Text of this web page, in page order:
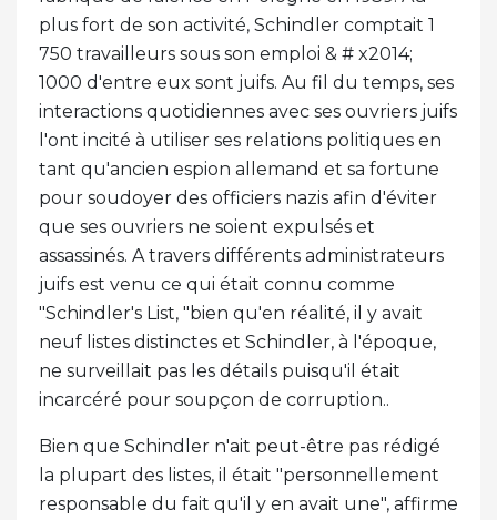
plus fort de son activité, Schindler comptait 1
750 travailleurs sous son emploi & # x2014;
1000 d'entre eux sont juifs. Au fil du temps, ses
interactions quotidiennes avec ses ouvriers juifs
l'ont incité à utiliser ses relations politiques en
tant qu'ancien espion allemand et sa fortune
pour soudoyer des officiers nazis afin d'éviter
que ses ouvriers ne soient expulsés et
assassinés. A travers différents administrateurs
juifs est venu ce qui était connu comme
"Schindler's List, "bien qu'en réalité, il y avait
neuf listes distinctes et Schindler, à l'époque,
ne surveillait pas les détails puisqu'il était
incarcéré pour soupçon de corruption..
Bien que Schindler n'ait peut-être pas rédigé
la plupart des listes, il était "personnellement
responsable du fait qu'il y en avait une", affirme